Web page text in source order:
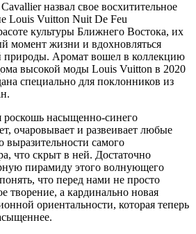
назвал свое восхитительное
Louis Vuitton Nuit De Feu
культуры Ближнего Востока, их
момент жизни и вдохновляться
Аромат вошел в коллекцию
высокой моды Louis Vuitton в 2020
специально для поклонников из
роскошь насыщенно-синего
очаровывает и развеивает любые
выразительности самого
что скрыт в ней. Достаточно
пирамиду этого волнующего
что перед нами не просто
творение, а кардинально новая
ориентальности, которая теперь